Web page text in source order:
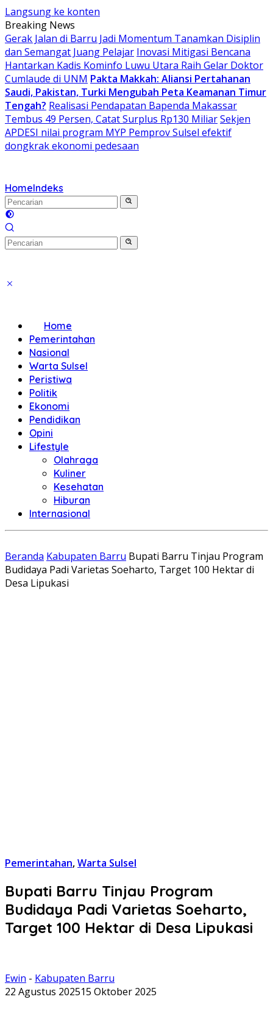
Langsung ke konten
Breaking News
Gerak Jalan di Barru Jadi Momentum Tanamkan Disiplin
dan Semangat Juang Pelajar Inovasi Mitigasi Bencana
Hantarkan Kadis Kominfo Luwu Utara Raih Gelar Doktor
Cumlaude di UNM Pakta Makkah: Aliansi Pertahanan
Saudi, Pakistan, Turki Mengubah Peta Keamanan Timur
Tengah? Realisasi Pendapatan Bapenda Makassar
Tembus 49 Persen, Catat Surplus Rp130 MiliarSekjen
APDESI nilai program MYP Pemprov Sulsel efektif
dongkrak ekonomi pedesaan
HomeIndeks
Home
Pemerintahan
Nasional
Warta Sulsel
Peristiwa
Politik
Ekonomi
Pendidikan
Opini
Lifestyle
Olahraga
Kuliner
Kesehatan
Hiburan
Internasional
Beranda Kabupaten Barru Bupati Barru Tinjau Program
Budidaya Padi Varietas Soeharto, Target 100 Hektar di
Desa Lipukasi
Pemerintahan,Warta Sulsel
Bupati Barru Tinjau Program
Budidaya Padi Varietas Soeharto,
Target 100 Hektar di Desa Lipukasi
Ewin - Kabupaten Barru
22 Agustus 202515 Oktober 2025